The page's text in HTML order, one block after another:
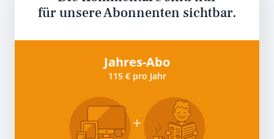
für unsere Abonnenten sichtbar.
Jahres-Abo
115 € pro Jahr